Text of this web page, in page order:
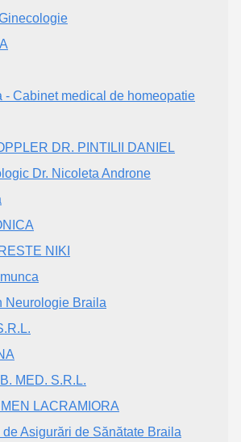
- Cabinet medical de homeopatie
DR. PINTILII DANIEL
Dr. Nicoleta Androne
NIKI
Neurologie Braila
MED. S.R.L.
LACRAMIORA
Asigurări de Sănătate Braila